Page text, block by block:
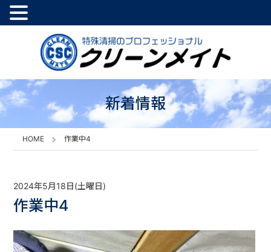
新着情報
HOME 作業中4
2024年5月18日(土曜日)
作業中4